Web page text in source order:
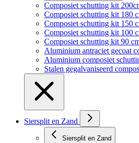
Composiet schutting kit
Composiet schutting kit 180
Composiet schutting kit 150
Composiet schutting kit 100
Composiet schutting kit 90
Aluminium antraciet gecoat
Aluminium composiet
Stalen gegalvaniseerd
Siersplit en Zand
Siersplit en Zand